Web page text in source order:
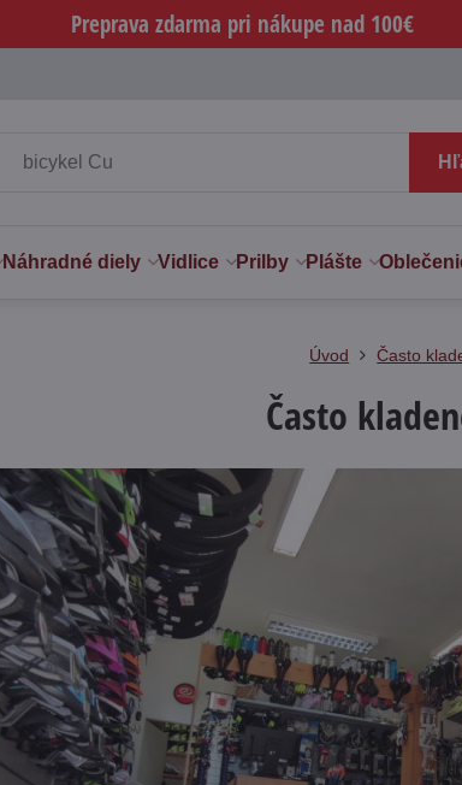
Preprava zdarma pri nákupe nad 100€
Náhradné diely Vidlice Prilby Plášte
Úvod Často
Často